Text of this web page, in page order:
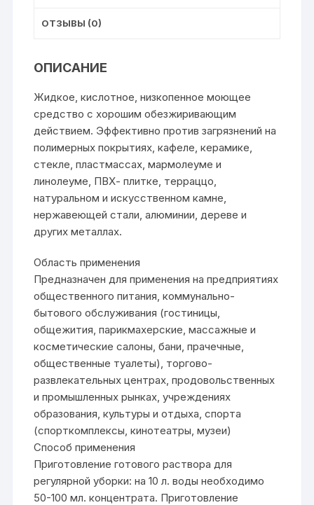
ОТЗЫВЫ (0)
ОПИСАНИЕ
Жидкое, кислотное, низкопенное моющее
средство с хорошим обезжиривающим
действием. Эффективно против загрязнений на
полимерных покрытиях, кафеле, керамике,
стекле, пластмассах, мармолеуме и
линолеуме, ПВХ- плитке, терраццо,
натуральном и искусственном камне,
нержавеющей стали, алюминии, дереве и
других металлах.
Область применения
Предназначен для применения на предприятиях
общественного питания, коммунально-
бытового обслуживания (гостиницы,
общежития, парикмахерские, массажные и
косметические салоны, бани, прачечные,
общественные туалеты), торгово-
развлекательных центрах, продовольственных
и промышленных рынках, учреждениях
образования, культуры и отдыха, спорта
(спорткомплексы, кинотеатры, музеи)
Способ применения
Приготовление готового раствора для
регулярной уборки: на 10 л. воды необходимо
50-100 мл. концентрата. Приготовление